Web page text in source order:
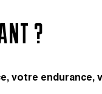
?
votre endurance,